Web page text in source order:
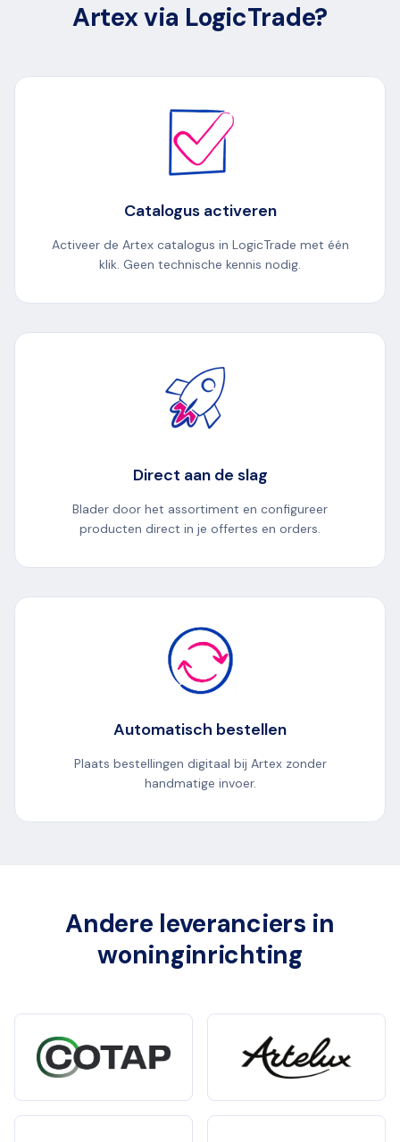
Artex via LogicTrade?
Catalogus activeren
Activeer de Artex catalogus in LogicTrade met één
klik. Geen technische kennis nodig.
Direct aan de slag
Blader door het assortiment en configureer
producten direct in je offertes en orders.
Automatisch bestellen
Plaats bestellingen digitaal bij Artex zonder
handmatige invoer.
Andere leveranciers in
woninginrichting